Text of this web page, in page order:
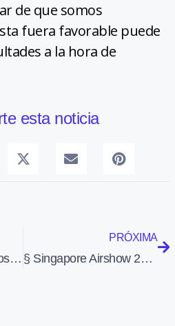
de que somos
fuera favorable puede
a la hora de
esta noticia
Air Europa ofreció a los pilotos anular 46 despidos si se bajaban el sueldo un 20%
PRÓXIMA
§ Singapore Airshow 2012 – Focus on Airbus Corporate Jets